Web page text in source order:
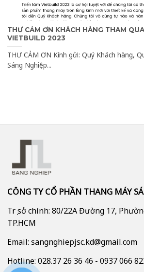
THƯ CẢM ƠN KHÁCH HÀNG THAM
VIETBUILD 2023
THƯ CẢM ƠN Kính gửi: Quý Khách hàng,
Sáng Nghiệp...
CÔNG TY CỔ PHẦN THANG MÁY
Trụ sở chính: 80/22A Đường 17,
TP.HCM
Email: sangnghiepjsc.kd@gmail.com
Hotline: 028.37 26 36 46 - 0937 066